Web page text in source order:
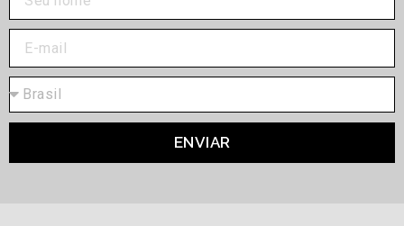
ENVIAR